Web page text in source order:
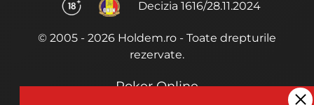
Decizia 1616/28.11.2024
© 2005 - 2026 Holdem.ro - Toate drepturile
rezervate.
Poker Online